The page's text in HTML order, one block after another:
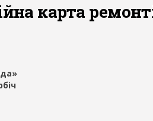
карта